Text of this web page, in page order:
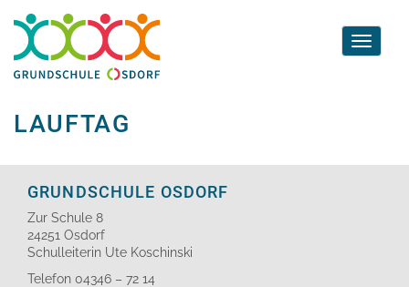
Toggle
LAUFTAG
GRUNDSCHULE OSDORF
Zur Schule 8
24251 Osdorf
Schulleiterin Ute Koschinski
Telefon 04346 – 72 14